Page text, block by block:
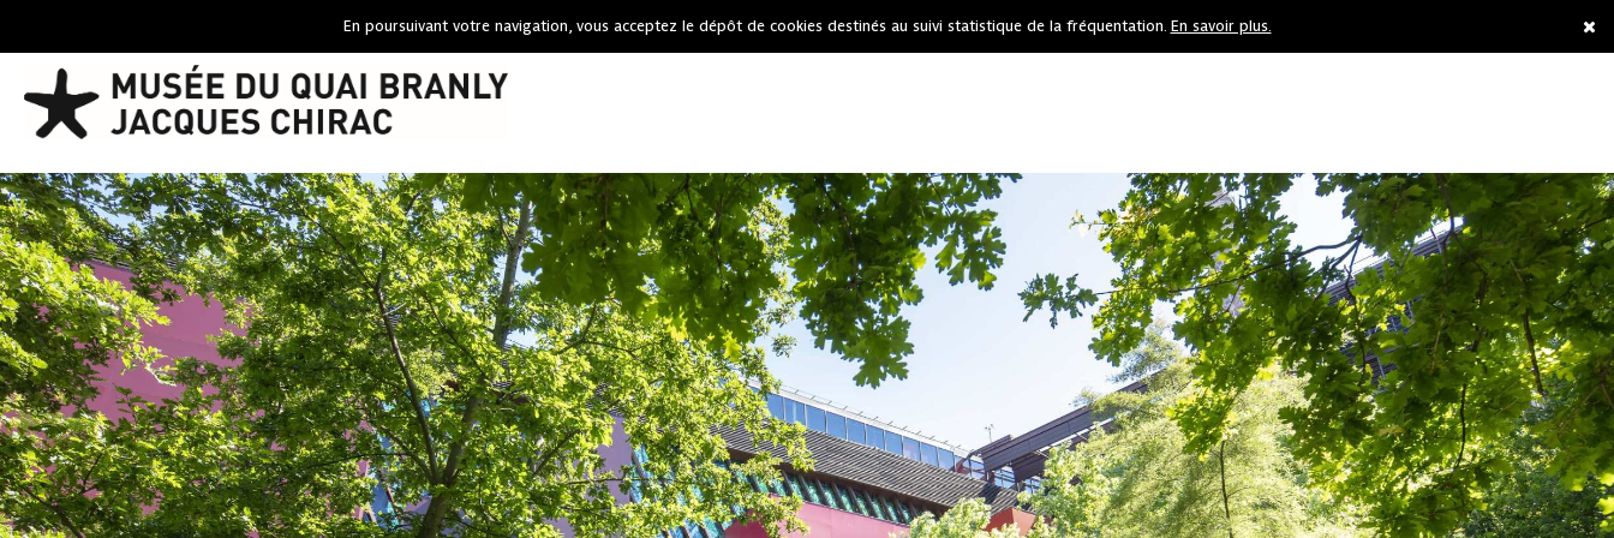
En poursuivant votre navigation, vous acceptez le dépôt de cookies destinés au suivi statistique de la fréquentation. En savoir plus.